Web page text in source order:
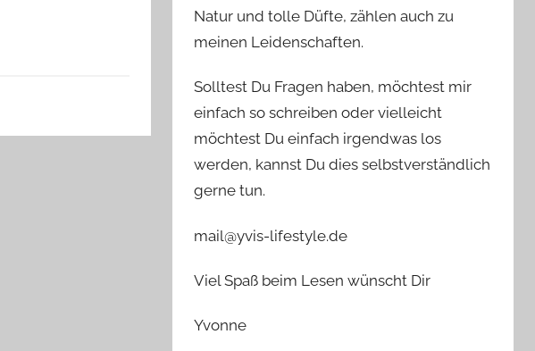
Natur und tolle Düfte, zählen auch zu
meinen Leidenschaften.
Solltest Du Fragen haben, möchtest mir
einfach so schreiben oder vielleicht
möchtest Du einfach irgendwas los
werden, kannst Du dies selbstverständlich
gerne tun.
mail@yvis-lifestyle.de
Viel Spaß beim Lesen wünscht Dir
Yvonne